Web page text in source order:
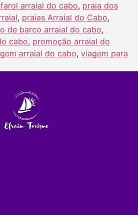
arraial do cabo, praia dos
, praias Arraial do Cabo,
de barco arraial do cabo,
cabo, promoção arraial do
arraial do cabo, viagem para